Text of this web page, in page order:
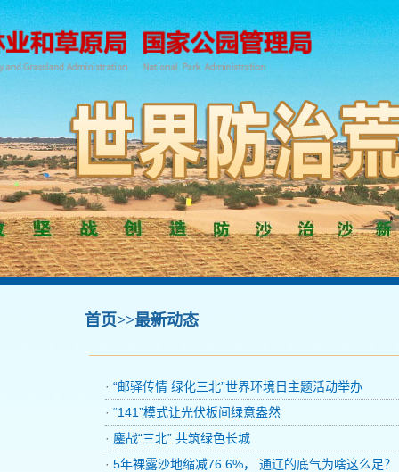
首页>>最新动态
· “邮驿传情 绿化三北”世界环境日主题活动举办
· “141”模式让光伏板间绿意盎然
· 鏖战“三北” 共筑绿色长城
· 5年裸露沙地缩减76.6%， 通辽的底气为啥这么足？